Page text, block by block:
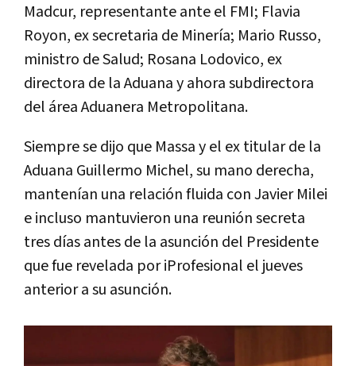
Madcur, representante ante el FMI; Flavia
Royon, ex secretaria de Minería; Mario Russo,
ministro de Salud; Rosana Lodovico, ex
directora de la Aduana y ahora subdirectora
del área Aduanera Metropolitana.
Siempre se dijo que Massa y el ex titular de la
Aduana Guillermo Michel, su mano derecha,
mantenían una relación fluida con Javier Milei
e incluso mantuvieron una reunión secreta
tres días antes de la asunción del Presidente
que fue revelada por iProfesional el jueves
anterior a su asunción.